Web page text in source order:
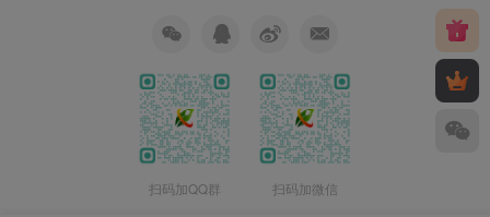
扫码加QQ群 扫码加微信